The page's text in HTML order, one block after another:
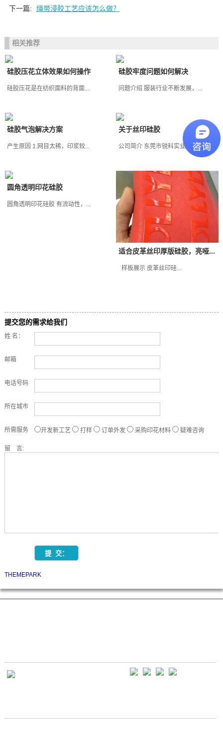
下一篇: 绳带浸胶工艺应该怎么做？
相关推荐
硅胶压花立体效果如何操作
硅胶压花是在纺织面料的背面...
硅胶牢度问题如何解决
问题介绍 服装行业不断发展，...
硅胶气泡解决方案
产生原因 1.网目太稀，印浆较...
关于丝印硅胶
公司简介 东莞市锐科实业有限...
圆角透明印花硅胶
圆角透明印花硅胶 有流动性，...
适合皮革丝印厚版硅胶，亮哑...
样板展示 皮革丝印硅...
提交您的需求给我们
姓 名：
邮箱
电话号码
所在城市
所需服务 开发新工艺 打样 订单外发 采购印花材料 疑难咨询
留 言:
THEMEPARK